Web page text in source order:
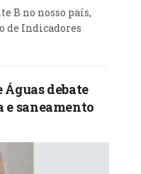
de
apelou
a desencorajar
da juventude.
dos
para 16 o
B no nosso país,
de Indicadores
debate
e saneamento